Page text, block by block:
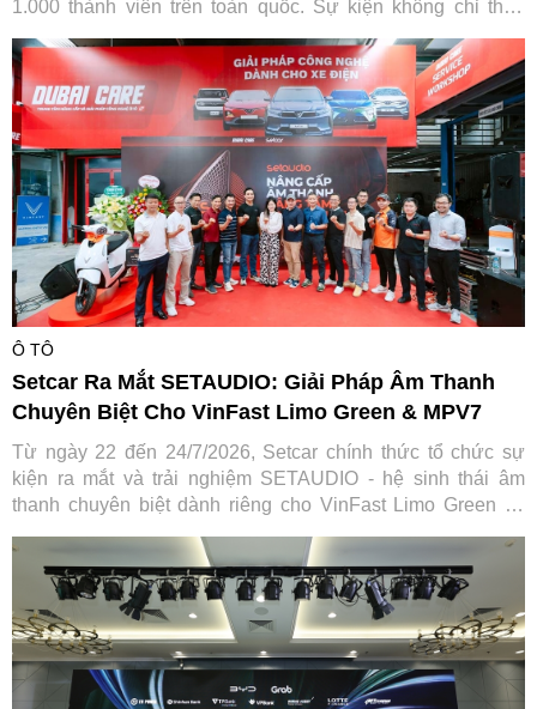
1.000 thành viên trên toàn quốc. Sự kiện không chỉ thỏa
Việt Nam trong hành trình gắn kết và lan tỏa giá trị tích cực
cho cộng đồng.
Ô TÔ
Setcar Ra Mắt SETAUDIO: Giải Pháp Âm Thanh
Chuyên Biệt Cho VinFast Limo Green & MPV7
Từ ngày 22 đến 24/7/2026, Setcar chính thức tổ chức sự
kiện ra mắt và trải nghiệm SETAUDIO - hệ sinh thái âm
thanh chuyên biệt dành riêng cho VinFast Limo Green và
cũ đổi mới" tiết kiệm tới 7,2 triệu đồng.